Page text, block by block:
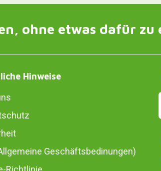
ohne etwas dafür zu
Hinweise
Geschäftsbedinungen)